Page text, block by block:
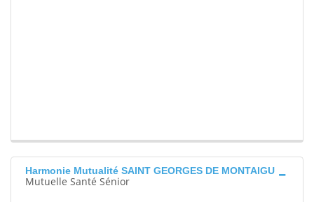
Harmonie Mutualité SAINT GEORGES DE MONTAIGU
Mutuelle Santé Sénior